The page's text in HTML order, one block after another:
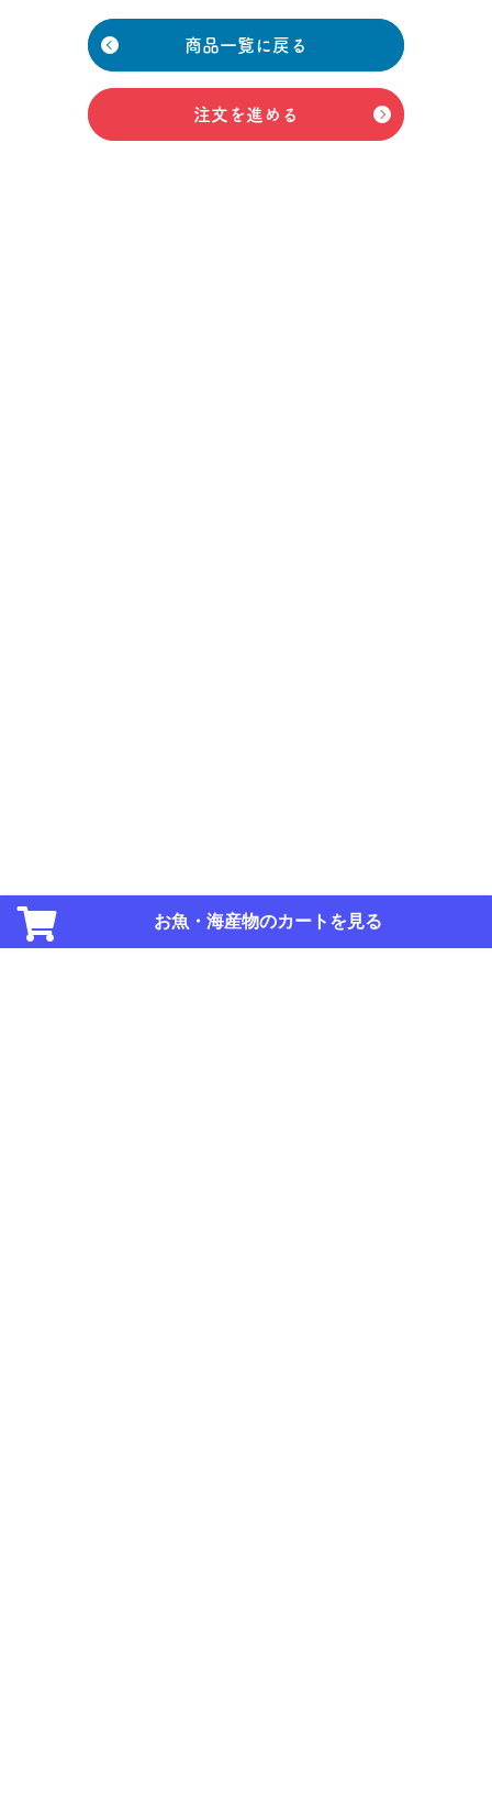
商品一覧に戻る
注文を進める
お魚・海産物のカートを見る